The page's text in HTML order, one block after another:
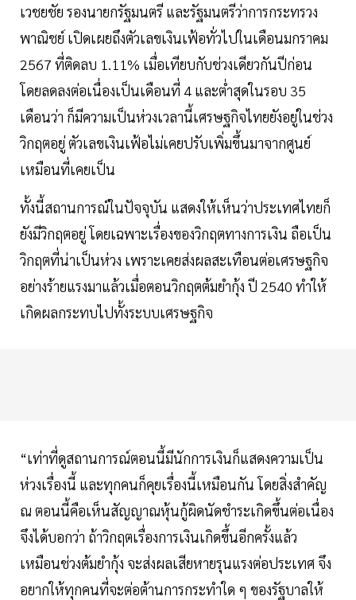
เวชยชัย รองนายกรัฐมนตรี และรัฐมนตรีว่าการกระทรวง
พาณิชย์ เปิดเผยถึงตัวเลขเงินเฟ้อทั่วไปในเดือนมกราคม
2567 ที่ติดลบ 1.11% เมื่อเทียบกับช่วงเดียวกันปีก่อน
โดยลดลงต่อเนื่องเป็นเดือนที่ 4 และต่ำสุดในรอบ 35
เดือนว่า ก็มีความเป็นห่วงเวลานี้เศรษฐกิจไทยยังอยู่ในช่วง
วิกฤตอยู่ ตัวเลขเงินเฟ้อไม่เคยปรับเพิ่มขึ้นมาจากศูนย์
เหมือนที่เคยเป็น
ทั้งนี้สถานการณ์ในปัจจุบัน แสดงให้เห็นว่าประเทศไทยก็
ยังมีวิกฤตอยู่ โดยเฉพาะเรื่องของวิกฤตทางการเงิน ถือเป็น
วิกฤตที่น่าเป็นห่วง เพราะเคยส่งผลสะเทือนต่อเศรษฐกิจ
อย่างร้ายแรงมาแล้วเมื่อตอนวิกฤตต้มยำกุ้ง ปี 2540 ทำให้
เกิดผลกระทบไปทั้งระบบเศรษฐกิจ
“เท่าที่ดูสถานการณ์ตอนนี้มีนักการเงินก็แสดงความเป็น
ห่วงเรื่องนี้ และทุกคนก็คุยเรื่องนี้เหมือนกัน โดยสิ่งสำคัญ
ณ ตอนนี้คือเห็นสัญญาณหุ้นกู้ผิดนัดชำระเกิดขึ้นต่อเนื่อง
จึงได้บอกว่า ถ้าวิกฤตเรื่องการเงินเกิดขึ้นอีกครั้งแล้ว
เหมือนช่วงต้มยำกุ้ง จะส่งผลเสียหายรุนแรงต่อประเทศ จึง
อยากให้ทุกคนที่จะต่อต้านการกระทำใด ๆ ของรัฐบาลให้